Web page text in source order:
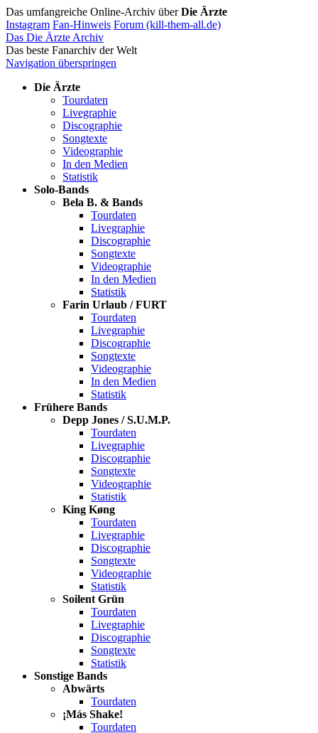
Das umfangreiche Online-Archiv überDie Ärzte
Instagram Fan-Hinweis Forum (kill-them-all.de)
Das Die Ärzte Archiv
Das beste Fanarchiv der Welt
Navigation überspringen
Die Ärzte
Tourdaten
Livegraphie
Discographie
Songtexte
Videographie
In den Medien
Statistik
Solo-Bands
Bela B. & Bands
Tourdaten
Livegraphie
Discographie
Songtexte
Videographie
In den Medien
Statistik
Farin Urlaub / FURT
Tourdaten
Livegraphie
Discographie
Songtexte
Videographie
In den Medien
Statistik
Frühere Bands
Depp Jones / S.U.M.P.
Tourdaten
Livegraphie
Discographie
Songtexte
Videographie
Statistik
King Køng
Tourdaten
Livegraphie
Discographie
Songtexte
Videographie
Statistik
Soilent Grün
Tourdaten
Livegraphie
Discographie
Songtexte
Statistik
Sonstige Bands
Abwärts
Tourdaten
¡Más Shake!
Tourdaten